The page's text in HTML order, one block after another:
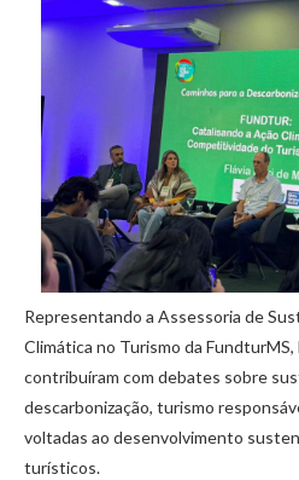
Representando a Assessoria de
Climática no Turismo da FundturMS,
contribuíram com debates sobre
descarbonização, turismo
voltadas ao desenvolvimento
turísticos.